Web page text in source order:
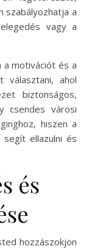
szabályozhatja a
vagy a
a motivációt és a
választani, ahol
biztonságos,
csendes városi
hiszen a
ellazulni és
és
hozzászokjon